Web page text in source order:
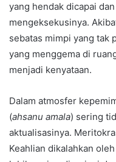
yang hendak dicapai
mengeksekusinya.
sebatas mimpi yang tak
yang menggema di
menjadi kenyataan.
Dalam atmosfer
(ahsanu amala) sering
aktualisasinya.
Keahlian dikalahkan